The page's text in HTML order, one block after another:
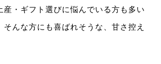
・ギフト選びに悩んでいる方も多い
んな方にも喜ばれそうな、甘さ控え